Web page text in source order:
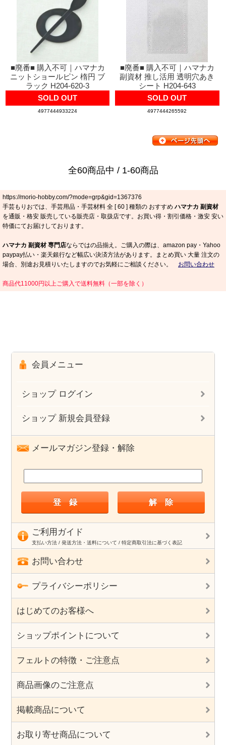
■廃番■ 購入不可｜ハマナカ
ニットショールピン 楕円 ブ
ラック H204-620-3
SOLD OUT
4977444933224
■廃番■ 購入不可｜ハマナカ
副資材 推し活用 透明穴あき
シート H204-643
SOLD OUT
4977444265592
全60商品中 / 1-60商品
https://morio-hobby.com/?mode=grp&gid=1367376
手芸もりおでは、手芸用品・手芸材料 全 [60 ] 種類の おすすめハマナカ 副資材
を通販・格安 販売している販売店・取扱店です。お買い得・割引価格・激安 安い
特価にてお届けしております。
ハマナカ 副資材 専門店ならではの品揃え。ご購入の際は、amazon pay・Yahoo
paypay払い・楽天銀行など幅広い決済方法があります。まとめ買い 大量 注文の
場合、別途お見積りいたしますのでお気軽にご相談ください。 お問い合わせ
商品代11000円以上ご購入で送料無料（一部を除く）
会員メニュー
ショップ ログイン
ショップ 新規会員登録
メールマガジン登録・解除
ご利用ガイド
支払い方法 / 発送方法・送料について / 特定商取引法に基づく表記
お問い合わせ
プライバシーポリシー
はじめてのお客様へ
ショップポイントについて
フェルトの特徴・ご注意点
商品画像のご注意点
掲載商品について
お取り寄せ商品について